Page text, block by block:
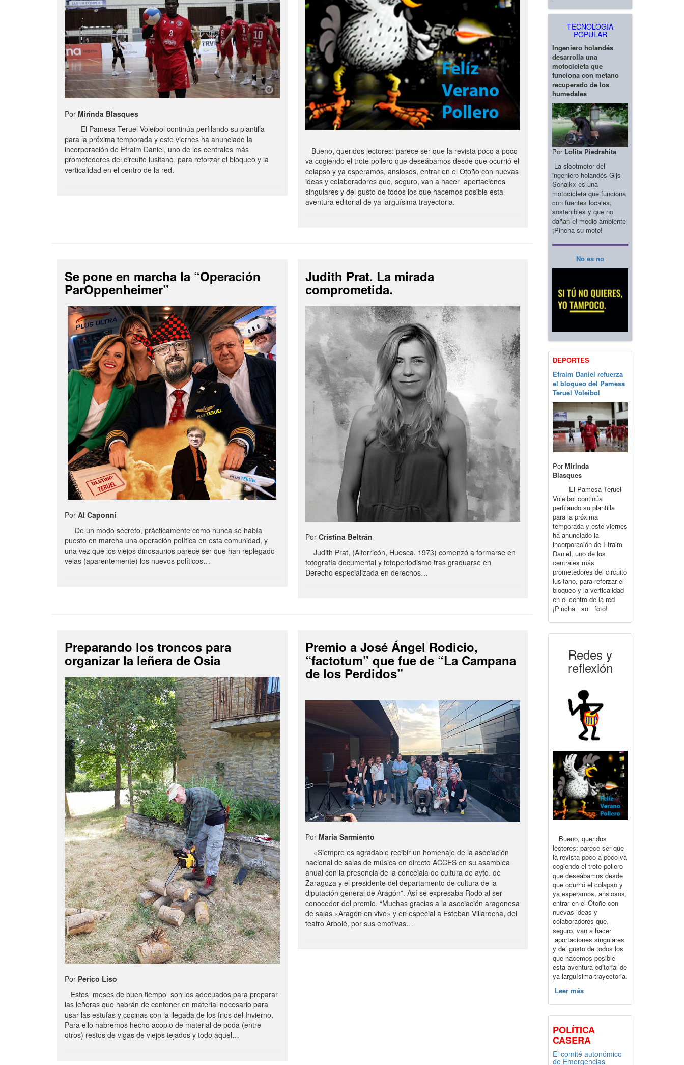
Por Mirinda Blasques
El Pamesa Teruel Voleibol continúa perfilando su plantilla
para la próxima temporada y este viernes ha anunciado la
incorporación de Efraim Daniel, uno de los centrales más
prometedores del circuito lusitano, para reforzar el bloqueo y la
verticalidad en el centro de la red.
Bueno, queridos lectores: parece ser que la revista poco a poco
va cogiendo el trote pollero que deseábamos desde que ocurrió el
colapso y ya esperamos, ansiosos, entrar en el Otoño con nuevas
ideas y colaboradores que, seguro, van a hacer aportaciones
singulares y del gusto de todos los que hacemos posible esta
aventura editorial de ya larguísima trayectoria.
Se pone en marcha la “Operación
ParOppenheimer”
Por Al Caponni
De un modo secreto, prácticamente como nunca se había
puesto en marcha una operación política en esta comunidad, y
una vez que los viejos dinosaurios parece ser que han replegado
velas (aparentemente) los nuevos políticos…
Judith Prat. La mirada
comprometida.
PorCristina Beltrán
Judith Prat, (Altorricón, Huesca, 1973) comenzó a formarse en
fotografía documental y fotoperiodismo tras graduarse en
Derecho especializada en derechos…
Preparando los troncos para
organizar la leñera de Osia
Por Perico Liso
Estos meses de buen tiempo son los adecuados para preparar
las leñeras que habrán de contener en material necesario para
usar las estufas y cocinas con la llegada de los frios del Invierno.
Para ello habremos hecho acopio de material de poda (entre
otros) restos de vigas de viejos tejados y todo aquel…
Premio a José Ángel Rodicio,
“factotum” que fue de “La Campana
de los Perdidos”
Por María Sarmiento
«Siempre es agradable recibir un homenaje de la asociación
nacional de salas de música en directo ACCES en su asamblea
anual con la presencia de la concejala de cultura de ayto. de
Zaragoza y el presidente del departamento de cultura de la
diputación general de Aragón”. Así se expresaba Rodo al ser
conocedor del premio. “Muchas gracias a la asociación aragonesa
de salas «Aragón en vivo» y en especial a Esteban Villarocha, del
teatro Arbolé, por sus emotivas…
TECNOLOGIA
POPULAR
Ingeniero holandés
desarrolla una
motocicleta que
funciona con metano
recuperado de los
humedales
Por Lolita Piedrahita
La slootmotor del
ingeniero holandés Gijs
Schalkx es una
motocicleta que funciona
con fuentes locales,
sostenibles y que no
dañan el medio ambiente
¡Pincha su moto!
No es no
DEPORTES
Efraim Daniel refuerza
el bloqueo del Pamesa
Teruel Voleibol
PorMirinda
Blasques
El Pamesa Teruel
Voleibol continúa
perfilando su plantilla
para la próxima
temporada y este viernes
ha anunciado la
incorporación de Efraim
Daniel, uno de los
centrales más
prometedores del circuito
lusitano, para reforzar el
bloqueo y la verticalidad
en el centro de la red
¡Pincha su foto!
Redes y
reflexión
Bueno, queridos
lectores: parece ser que
la revista poco a poco va
cogiendo el trote pollero
que deseábamos desde
que ocurrió el colapso y
ya esperamos, ansiosos,
entrar en el Otoño con
nuevas ideas y
colaboradores que,
seguro, van a hacer
aportaciones singulares
y del gusto de todos los
que hacemos posible
esta aventura editorial de
ya larguísima trayectoria.
Leer más
POLÍTICA
CASERA
El comité autonómico
de Emergencias